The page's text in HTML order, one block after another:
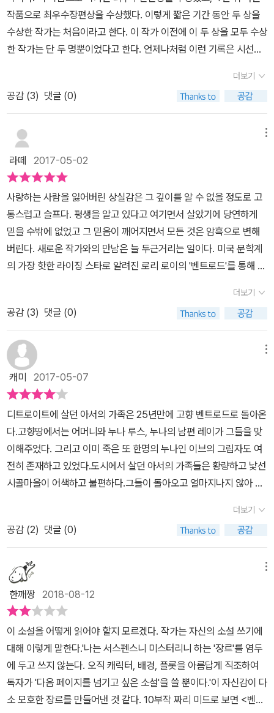
임신 사실이 드러났고, 가족들은 레이 고모부에게 임신 사실을 숨기
려 든다. 어떻게든 루스 고모에게서 떼어놓고 싶기 때문이었다. 디트
로이트에서 캔자스로 이동해왔기 때문일까. 대니얼과 에비에겐 친구
가 없었다. 키가 작아 놀림받던 에비는 학교에서도 친구들 만들지 못
했고, 죽은 이브 고모의 드레스를 입어보며 집안에서만 있었다. 친구
가 없었던만큼 이브 고모에게 집착했다고 해야겠다. 편하게 대화를
는 것부터가 불안했다. 레이 고모부의 시선이 에비에게 머무는 게 두
려웠고, 엄마를 바라보는 레이 고모부의 시선이 불안하게 만들었다.
우리가 예상한 대로 그가 살인범인 것일까. 혹시 이브 고모마저 죽게
한 것일까. 임신한 사실을 안 레이 고모부가 루스 고모를 어떻게든 데
려가려고 할 것인데, 결과는 어떻게 될까. 전혀 예상하지 못했던 인
물인 누군가가 살인범이고, 이브 고모의 죽음의 진실까지 드러나긴
했다. 레이 고모부가 라이플을 들고 루스 고모를 찾으러왔던 소설의
클라이막스는 극도의 공포를 불러일으켰다. 마치 내가 집안에 갇혀있
왜 에드거상 최우수 신인상을 수상했는지 충분히 납득할 만한 작품이
었다. 작가의 다음 작품을 기대할만큼 작가의 이름을 확실하게 기억
했다.
진행된다. 낯선 도시에 와서 느끼는 도시 여성으로서의 당혹감과 그
동안 잘 알고 있었다고 생각한 남편에 대한 낯섦이 잘 표현되어 있다.
반면 대니얼의 입장에서는 마치 성장소설과 같다. 1960년 캔자스 벌
타깝게도 이 소설에서는 대니얼이 사람을 죽임으로써 남자가 된
다. (이 이상은 스포가 되기에 언급을 자제한다)
른다고. 그 와중에 에비는 죽은 고모의 유품에 이상하게 집착하기 시
작하고, 대니얼은 아빠의 총에 관심을 가지게 된다. 에비와 대니얼은
그곳에서 친구들과 제대로 어울리지 못하고, 매일 홀로 떠돈다. 아서
을 것 같아? 왜 그렇게 많은 걸 숨겼는지 알겠어?''사람은 뭐든 적응
하기 마련이에요.' 실리어가 말했다. '그렇다는 것조차 깨닫지 못하면
서요. 세상일이 다 그러려니 하고 익숙해지는 거죠.' 그녀는 상자로 손
을 뻗어 타원형의 매끄러운 구슬 하나를 골라 루스에게 건넸다. '진실
이 두렵기 때문이었겠죠.'과거에 벌어졌던 죽음의 비밀, 수십 년간 외
면해왔던 고향과 가족들, 낯선 이들이 등장하고 이어진 갑작스런 실
종 사건에 대한 의혹, 가족들 사이에서 벌어지는 각자의 비밀들이 한
데 어우러져 이 작품은 시종일관 불안감을 자아낸다. 플롯 자체만 보
자면 살인 사건이 있었고, 실종 사건도 벌어지지만 그에 대한 수사가
벌어지는 부분은 거의 묘사되지 않기에 평범한 일상들이 주를 이룬
다. 이야기 자체만 보자면 전혀 스릴러 장르와 어울리지 않는다고 생
각될 만큼. 하지만 평범해 보이는 일상에 새겨진 미세한 균열이 어느
도 있다는 걸 말이다. 그 모자이크를 태연하고, 아무렇지 않게 직조해
의 오스카상'이라 일컫는 에드거상 역사상 최우수신인상과 최우수장
편상을 모두 거머쥔 작가이다. 에드거상의 육십여 년 역사에서 최우
수신인상과 최우수장편상을 모두 수상한 여성 작가는 그녀가 처음이
라고 하니 대단하지 않을 수가 없다. 바로 그 에드거 신인상을 받은 그
녀의 데뷔작이 바로 이 작품 <벤트로드>이다. 그녀가 써낸 세 작품
모두 1960년대 전후의 지방 도시를 배경으로 하는 가족의 비극을 다
루고 있다고 하는데, 그 거대한 이야기의 첫 발걸음인 셈이다. '고딕으
로 장식된 느와르', '미국 아메리칸 고딕 소설의 새로운 전범'이라 극찬
받았다는 말이 부풀려진 것이 아님을 이 작품을 읽어보면 느낄 수 있
부터 실리어는 왠지 찜찜하고 불길함을 느끼는데 이야기 전체의 복선
같은 느낌이다.아서와 그 가족이 아서의 고향 벤트로드로 온 날... 마
치 그의 귀향을 환영하는 듯 이웃의 한 여자아이가 연기처럼 사라졌
다.그리고 이웃들은 마치 전염병처럼 아서의 누이 루스와 결혼한 레
이를 피하기 시작한다.이렇게 벤트로드 마을 전체의 사람들은 마치
뭔가를 아는듯하지만 아무도 실리어에게 그 비밀을 이야기하지 않을
않는 진실그것은 사라진 여자아이 이전에 이 마을에서 살해된 여자가
또 있었고 그녀가 바로 아서의 또 다른 누이이자 레이의 사랑하는 연
인이었던 이브라는 사실이었다.게다가 그녀 이브의 죽음에 레이가 관
련되어 있다고 믿는 마을 사람들은 이번에 사라진 아이 역시 이브와
아주 흡사한 외모를 가졌다는 이유로 아무런 증거 하나 없이 레이를
범인으로 지목하고 그를 주시하며 멀리한다. 집단적인 따돌림이 시작
된 것게다가 레이라는 인물 역시 사람들의 호감을 사기는커녕 언젠가
부터 술을 먹지 않고는 단 하루도 버티지 못하는 심각한 알코올중독
는 별다른 오락거리가 없어 도시생활에 익숙한 실리어에게는 모든 것
을 자급자족하는 농촌 생활이 고될 뿐 아니라 마을 전체 사람들이 서
로를 너무나 오랫동안 봐와서 사생활이란 없는 곳이기에 더욱 스트레
스가 컸는데 이곳으로 오고 나서부터 남편 아서마저 자신이 사랑했던
남자가 아닌 마치 다른 사람 같은 거리감을 느끼게 되고 심지어 딸 에
비가 죽은 이브와 흡사한 외모를 가졌다는 자각은 그녀로 하여금 자
칫하면 에비를 잃을 수도 있다는 두려움을 주게 된다.오랫동안 남편
레이에게 맞고 살았던 루스의 결혼생활을 알게 된 아서는 적극적으로
개입해서 부부 사이를 떨어뜨려놓고 아내를 소유물처럼 여기는 게 당
연시되고 아내를 때려도 묵인되는 시대적 분위기에 따라 레이는 당연
한 듯 아내 루스의 소유권을 주장하며 아서와 실리어의 집을 드나들
면서 은근한 위협을 가하기 시작한다.두 사람을 살해한 것으로 추정
는 현재의 상황은 실리어가 아니라 그 누구라도 견디기 힘들 정도의
스트레스 상황이지만 남편인 아서는 아내가 모르는 비밀을 가지고 이
모든 상황을 적극적으로 해결하려 하지 않고 뒤로 미루기만 해 실리
어를 실망시키게 된다.남편이 더 이상 내 아이들을 지킬수 없을지도
모른다는 두려움과 함께...이렇게 모든 갈등 상황이 속속 아서와 실리
어의 집으로 모여들 즈음 마침내 비밀의 문이 열리고 화약고가 터지
면서 엄청난 스피드로 모두를 휘몰아친다.조용한 목가적인 마을에 숨
겨진 엄청난 비밀들은 사실은 모두가 알고 있으면서 모른척 외면하고
도움을 청하는 손길을 뿌리친 결과였으며 그 외면의 결과롤 고통받는
건 늘 여자들과 어린 아이들뿐이었다.침묵의 대가로 누군가가 고통받
는다는 사실보다 자신들의 체면과 비밀의 유지가 더 중요하다고 생각
하는 사람들의 이기적인 형태는 시대를 막론하고 이어져오는데...그
작품으로 최우수장편상을 수상했다. 이렇게 짧은 기간 동안 두 상을
수상한 작가는 처음이라고 한다. 이 작가 이전에 이 두 상을 모두 수상
한 작가는 단 두 명뿐이었다고 한다. 언제나처럼 이런 기록은 시선을
기도 하다. 하지만 이 소설의 앞부분은 매끄럽게 읽히지 않았다. 오히
려 더뎠다. 불충분한 설명과 상황은 답답하게 다가왔다. 그러다 중반
이후부터 긴장감이 고조되고, 속도가 나기 시작했다. 아서 스콧은 60
년대에 발생한 디트로이트 흑인 폭동 때문에 25년 전 떠나온 집으로
돌아간다. 아서의 시선으로 시작하지 않고 그의 아내 실리어의 시선
으로 문을 연다. 어둠 속을 달리는데 남편의 앞차가 보이지 않는다. 한
번도 와본 적이 없는 캔자스 주의 한 시골 마을에 있는 시댁으로 차를
몰고 온 것이다. 어둡고 굽은 길에는 텀블위드들이 굴러다니고, 차는
뭔가를 친 것 같다. 사람일까? 아니면 다른 무엇일까? 힘겹게 멈춰 선
차 밖으로 나오니 저 앞에 남편 차의 후미등이 빤짝인다. 목적지에 거
의 도착했다. 이제 이 한적한 시골 마을에서 사람의 심리를 압박하고
긴장하게 만드는 일들이 생긴다. 작가는 한 사람의 시선으로 이야기
를 끌고 나가지 않는다. 소설 속 등장인물들 대부분이 자신의 감정과
생각을 드러낸다. 하지만 1인칭 시점이 아니다. 이 차이가 처음에는
주요한 인물들은 실리어와 아들 대니얼과 막내딸 애비와 고모 루스
정도다. 물론 사건을 만들고, 다른 사람과 직접적으로 충돌하는 인물
은 레이 고모부나 아빠인 아서 등이 있다. 이들의 감정 묘사는 다른 인
물들에 비해 월등이 적다. 이 시대에 상대적으로 약자인 여자들은 현
실을 그대로 직시하기보다 타인이 던져 준 이야기에서 비롯한 상상력
에 의해 더 많은 영향력을 받는다. 이 때문에 독자가 감정이입을 많이
하게 되면 더욱 긴장감을 느끼게 된다. 평온해야 하는 시골 마을임을
감안하면 따분하고 지루해야 하지만 작가는 잠시도 독자를 편안하게
놓아두지 않는다. 가장 먼저 아서가 25년 동안 고향을 떠날 수밖에
줄리앤의 실종이 있다. 아서의 딸인 에비는 25년 전 죽었던 이브 고
모와 꼭 닮았고, 줄리앤의 외모도 이와 비슷하다. 이 죽음과 실종은 또
다른 사건을 불러오지 않을까 하는 긴장감을 불러온다. 실종된 줄리
앤이 돌아오지 않을 것이라는 생각이 든다. 그런데 마을 사람들은 이
소녀의 실종을 레이 고모부 탓이란 생각을 한다. 아내를 때리는 남자,
술에 늘 취해 있는 남자란 설정이 이 의문을 더욱 단단하게 만든다. 과
거의 죽음과 현재의 실종이 어떤 연관성이 있을까? 읽으면서 생각한
것들은 모두 틀렸다. 그리고 아직 성당의 그림자가 짙게 드리워진 마
을에서 루스 고모가 이혼한다는 것은 쉬운 일이 아니다. 레이의 아이
까지 임신한 상태에서는 더욱. 읽으면서 가장 분노하게 만든 인물 중
한 명이 신부다. 자신의 종교관 때문에 한 여성을 위험에 몰아넣었기
때문이다. 이런 생각들은 그만의 것이 아니다. 평온해 보이는 마을의
더보기
공감 (3) 댓글 (0)
라떼 2017-05-02
사랑하는 사람을 잃어버린 상실감은 그 깊이를 알 수 없을 정도로 고
통스럽고 슬프다. 평생을 알고 있다고 여기면서 살았기에 당연하게
믿을 수밖에 없었고 그 믿음이 깨어지면서 모든 것은 암흑으로 변해
버린다. 새로운 작가와의 만남은 늘 두근거리는 일이다. 미국 문학계
의 가장 핫한 라이징 스타로 알려진 로리 로이의 '벤트로드'를 통해 처
였기에 믿음을 갖고 읽기 시작했는데 가족이란 당연하게 생각했던 존
재와 믿음을 둘러싼 흥미로운 작품이다. 어쩔 수 없이 고향을 떠났던
아서 스콧... 결코 돌아오고 싶지 않았던 고향으로 흑인폭동으로 인해
가족들을 데리고 떠날 수밖에 없었다. 아내와 세 자녀와 함께하는 길
에서 우연히 음산한 기운을 풍기는 한 남자를 본다. 남자가 가진 분위
기처럼 고향 마을을 덮고 있는 음산한 기운은 사라진 소녀로 인해서
다. 소녀를 납치한 인물로 지목되는 인물도 있지만 이 마저도 확신할
수 없다. 아서는 자신의 형제자매와 연관이 있는 한 인물을 의심한다.
그는 이미 과거의 전적을 놓고 볼 때 의심할 수밖에 없다고 여겨지는
인물이다. 2년 전에 떠난 남겨진 집에서 사라진 인물의 죽은 시체가
발견되고 이 일을 계기로 스토리는 급물살을 탄다. 절대적으로 자신
의 것이라고 믿었기에 마냥 행복하고 사랑스럽게 다루었다. 아서의
누이 루스가 임신을 하지만 그녀의 몸 상태와 과거의 전력으로 볼 때
위험하다. 루스의 남편 레이는 아서가 자신을 의심하고 안 좋게 바라
러도 한 집안의 사람들을 어둠속에서 벗어나지 못하게 만든다. 사랑
하고 사랑받았지만 원치 않은 일이 생기며 미래를 선택하기 보다는
현재에 머무르고 싶었던 인물과 그런 인물을 도와주고 싶었던 한 사
람으로 인해 절망을 맛본 인물은 자신이 가진 성격까지도 180도 변
한다. 돌이킬 수 없는 선택은 한 집안 사람들을 위험 속에 빠트리고 마
는데....우리는 타인보다 혈연으로 맺어진 관계 가족을 믿는다. 가족이
라도 작은 의심의 씨앗이 싹을 틔우면 걷잡을 수 없다. 시골풍경이 가
진 느긋하고 여유로운 모습이 아니라 불안하고 어두운 분위기에 누군
더보기
공감 (3) 댓글 (0)
캐미 2017-05-07
디트로이트에 살던 아서의 가족은 25년만에 고향 벤트로드로 돌아온
다.고향땅에서는 어머니와 누나 루스, 누나의 남편 레이가 그들을 맞
이해주었다. 그리고 이미 죽은 또 한명의 누나인 이브의 그림자도 여
전히 존재하고 있었다.도시에서 살던 아서의 가족들은 황량하고 낯선
시골마을이 어색하고 불편하다.그들이 돌아오고 얼마지나지 않아 마
의심한다.젊은시절, 이브를 사랑했지만 이브가 죽고 난후 그녀의 언
니 루스와 결혼한 레이. 한동안 동네에서는 레이가 이브를 죽였다는
소문이 돌았고...그 일은 지금까지 레이의 뒤를 쫓아다녔다.하필 소녀
가 행방불명되던 날 레이의 행방이 묘연했기에 사람들은 당연스레 그
를 범인으로 생각한다.이브가 죽던 그날의 진실과 현재 일어난 유괴
사건의 전말은 무엇일까??조용하기에 더 수상한 그곳 벤트로드. 숨
겨진 비밀이 서서히 수면위로 떠오르기 시작했다. 로리 로이작가의
데뷔작인 소설 <벤트로드>를 읽었다. 국내에는 처음 소개되는 작가
라 아무런 정보가 없었지만 애드거상 최우수 신인상이라는 타이틀이
작가에 대한 호기심을 갖게 만들었다. 소설은 생각보다 쉽게 읽히질
않는다. 자극적인 장면이나 사건들도 존재하지 않는다. 그냥 캔자스
주의 작은 마을 벤트로드에 일어나는 일들이 담담하게 전개되었다.아
더보기
공감 (2) 댓글 (0)
한깨짱 2018-08-12
이 소설을 어떻게 읽어야 할지 모르겠다. 작가는 자신의 소설 쓰기에
대해 이렇게 말한다.'나는 서스펜스니 미스터리니 하는 '장르'를 염두
에 두고 쓰지 않는다. 오직 캐릭터, 배경, 플롯을 아름답게 직조하여
독자가 '다음 페이지를 넘기고 싶은 소설'을 쓸 뿐이다.'이 자신감이 다
소 모호한 장르를 만들어낸 것 같다. 10부작 짜리 미드로 보면 <벤트